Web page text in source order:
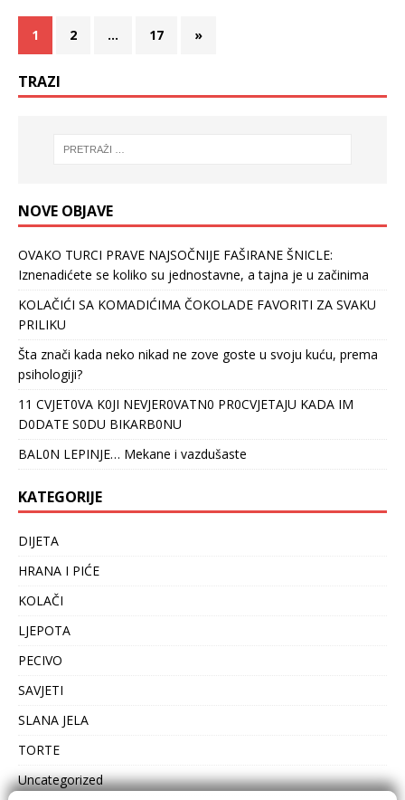
1 2 … 17 »
TRAZI
NOVE OBJAVE
OVAKO TURCI PRAVE NAJSOČNIJE FAŠIRANE ŠNICLE:
Iznenadićete se koliko su jednostavne, a tajna je u začinima
KOLAČIĆI SA KOMADIĆIMA ČOKOLADE FAVORITI ZA SVAKU
PRILIKU
Šta znači kada neko nikad ne zove goste u svoju kuću, prema
psihologiji?
11 CVJET0VA K0JI NEVJER0VATN0 PR0CVJETAJU KADA IM
D0DATE S0DU BIKARB0NU
BAL0N LEPINJE… Mekane i vazdušaste
KATEGORIJE
DIJETA
HRANA I PIĆE
KOLAČI
LJEPOTA
PECIVO
SAVJETI
SLANA JELA
TORTE
Uncategorized